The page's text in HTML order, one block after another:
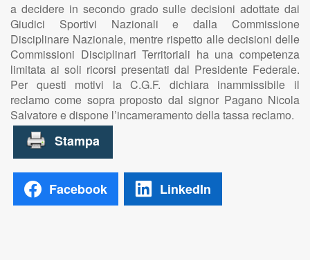
a decidere in secondo grado sulle decisioni adottate dai
Giudici Sportivi Nazionali e dalla Commissione
Disciplinare Nazionale, mentre rispetto alle decisioni delle
Commissioni Disciplinari Territoriali ha una competenza
limitata ai soli ricorsi presentati dal Presidente Federale.
Per questi motivi la C.G.F. dichiara inammissibile il
reclamo come sopra proposto dal signor Pagano Nicola
Salvatore e dispone l’incameramento della tassa reclamo.
Facebook LinkedIn